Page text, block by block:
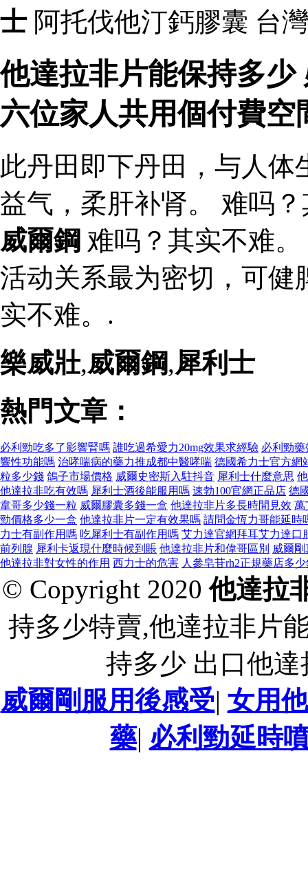
士 阿托伐他汀鈣膠囊 台
他達拉非片能保持多
六位家人共用個付費空
此丹田即下丹田，与人
益气，柔肝补肾。 难吗
威爾鋼 难吗？其实不难
活动关系最为密切，可健
实不难。.
樂威壯,威爾鋼,犀利士
熱門文章：
必利勁吃多了影響腎嗎 誰吃過希愛力20mg效果求經驗 必利勁
響性功能嗎 治哮喘病的藥力推成都中醫哮喘 德國希力士官方網
粒多少錢 鴿子市場價格 威爾史密斯入駐抖音 犀利士什麼意思
他達拉非吃有效嗎 犀利士酒後能服用嗎 速勃100官網正品店 德
韋哥多少錢一粒 威爾膠囊多錢一盒 他達拉非片多長時間見效 萬
勁價格多少一盒 他達拉非片一定有效果嗎 請問金恆力哥能延時
力士有副作用嗎 吃犀利士有副作用嗎 艾力達官網拜耳艾力達口
前列腺 犀利卡返現什麼時候到賬 他達拉非片和偉哥區別 威爾
他達拉非對女性的作用 西力士的危害 人參皂苷rh2正規藥店多
© Copyright 2020他達拉
持多少特賣,他達拉非片
持多少 出口他
威爾剛服用後感受| 女用
藥| 必利勁延時